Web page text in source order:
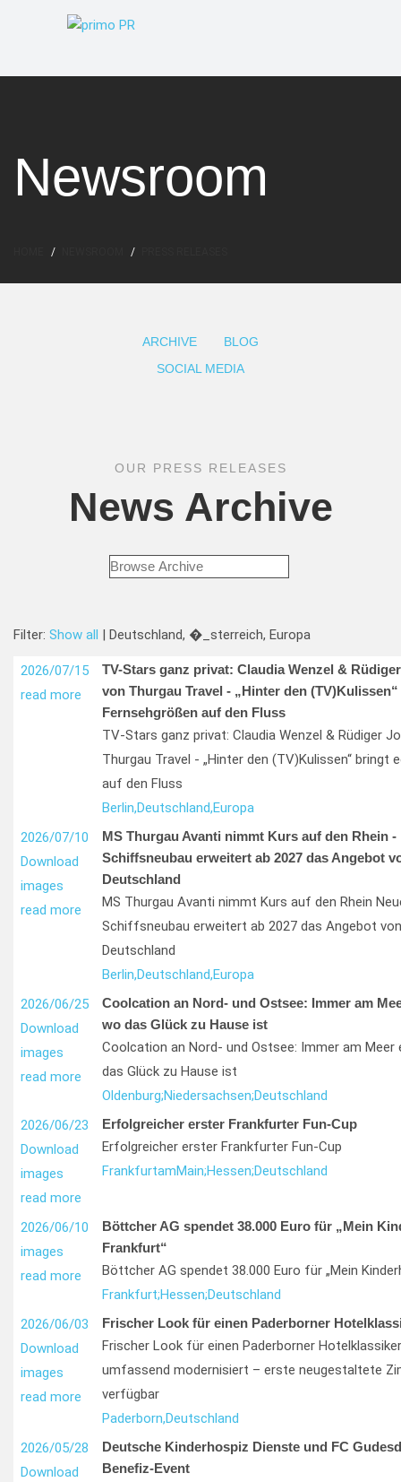
Newsroom
ARCHIVE
BLOG
SOCIAL MEDIA
OUR PRESS RELEASES
News Archive
Filter: Show all | Deutschland, �_sterreich, Europa
2026/07/15
read more
TV-Stars ganz privat: Claudia Wenzel &
von Thurgau Travel - „Hinter den
Fernsehgrößen auf den Fluss
TV-Stars ganz privat: Claudia Wenzel & Rüdiger
Thurgau Travel - „Hinter den (TV)Kulissen“ bringt
auf den Fluss
Berlin,Deutschland,Europa
2026/07/10
Download
images
read more
MS Thurgau Avanti nimmt Kurs auf den Rhein -
Schiffsneubau erweitert ab 2027 das Angebot
Deutschland
MS Thurgau Avanti nimmt Kurs auf den Rhein
Schiffsneubau erweitert ab 2027 das Angebot
Deutschland
Berlin,Deutschland,Europa
2026/06/25
Download
images
read more
Coolcation an Nord- und Ostsee: Immer am
wo das Glück zu Hause ist
Coolcation an Nord- und Ostsee: Immer am Meer
das Glück zu Hause ist
Oldenburg;Niedersachsen;Deutschland
2026/06/23
Download
images
read more
Erfolgreicher erster Frankfurter Fun-Cup
Erfolgreicher erster Frankfurter Fun-Cup
FrankfurtamMain;Hessen;Deutschland
2026/06/10
images
read more
Böttcher AG spendet 38.000 Euro für „Mein
Frankfurt“
Böttcher AG spendet 38.000 Euro für „Mein
Frankfurt;Hessen;Deutschland
2026/06/03
Download
images
read more
Frischer Look für einen Paderborner
Frischer Look für einen Paderborner
umfassend modernisiert – erste neugestaltete
verfügbar
Paderborn,Deutschland
2026/05/28
Download
Deutsche Kinderhospiz Dienste und FC
Benefiz-Event